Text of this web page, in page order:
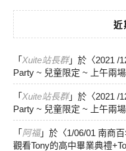
近
「 Xuite站長群」於〈2021 /
Party ~ 兒童限定 ~ 上午兩場
「 Xuite站長群」於〈2021 /
Party ~ 兒童限定 ~ 上午兩場
「 阿福」於〈1/06/01 南商
觀看Tony的高中畢業典禮